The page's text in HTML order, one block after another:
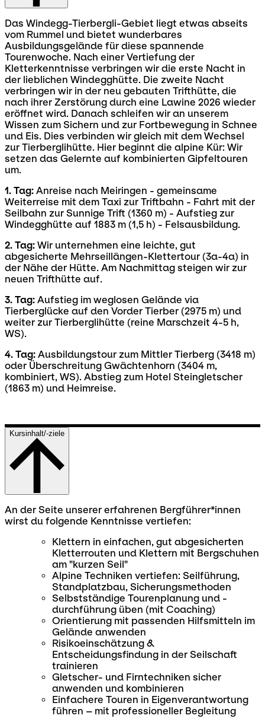
Das Windegg-Tierbergli-Gebiet liegt etwas abseits
vom Rummel und bietet wunderbares
Ausbildungsgelände für diese spannende
Tourenwoche. Nach einer Vertiefung der
Kletterkenntnisse verbringen wir die erste Nacht in
der lieblichen Windegghütte. Die zweite Nacht
verbringen wir in der neu gebauten Trifthütte, die
nach ihrer Zerstörung durch eine Lawine 2026 wieder
eröffnet wird. Danach schleifen wir an unserem
Wissen zum Sichern und zur Fortbewegung in Schnee
und Eis. Dies verbinden wir gleich mit dem Wechsel
zur Tierberglihütte. Hier beginnt die alpine Kür: Wir
setzen das Gelernte auf kombinierten Gipfeltouren
um.
1. Tag: Anreise nach Meiringen - gemeinsame
Weiterreise mit dem Taxi zur Triftbahn - Fahrt mit der
Seilbahn zur Sunnige Trift (1360 m) - Aufstieg zur
Windegghütte auf 1883 m (1,5 h) - Felsausbildung.
2. Tag: Wir unternehmen eine leichte, gut
abgesicherte Mehrseillängen-Klettertour (3a-4a) in
der Nähe der Hütte. Am Nachmittag steigen wir zur
neuen Trifthütte auf.
3. Tag: Aufstieg im weglosen Gelände via
Tierberglücke auf den Vorder Tierber (2975 m) und
weiter zur Tierberglihütte (reine Marschzeit 4-5 h,
WS).
4. Tag: Ausbildungstour zum Mittler Tierberg (3418 m)
oder Überschreitung Gwächtenhorn (3404 m,
kombiniert, WS). Abstieg zum Hotel Steingletscher
(1863 m) und Heimreise.
Kursinhalt/-ziele
An der Seite unserer erfahrenen Bergführer*innen
wirst du folgende Kenntnisse vertiefen:
Klettern in einfachen, gut abgesicherten
Kletterrouten und Klettern mit Bergschuhen
am "kurzen Seil"
Alpine Techniken vertiefen: Seilführung,
Standplatzbau, Sicherungsmethoden
Selbstständige Tourenplanung und -
durchführung üben (mit Coaching)
Orientierung mit passenden Hilfsmitteln im
Gelände anwenden
Risikoeinschätzung &
Entscheidungsfindung in der Seilschaft
trainieren
Gletscher- und Firntechniken sicher
anwenden und kombinieren
Einfachere Touren in Eigenverantwortung
führen – mit professioneller Begleitung